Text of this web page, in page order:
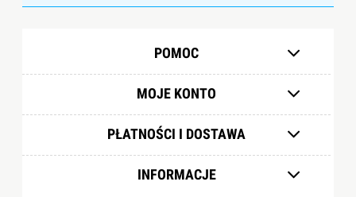
POMOC
MOJE KONTO
PŁATNOŚCI I DOSTAWA
INFORMACJE